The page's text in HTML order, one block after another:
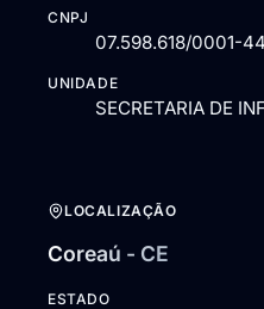
CNPJ
07.598.618/0001-44
UNIDADE
SECRETARIA DE
LOCALIZAÇÃO
Coreaú - CE
ESTADO